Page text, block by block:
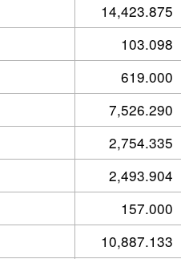
14,423.875
103.098
619.000
7,526.290
2,754.335
2,493.904
157.000
10,887.133